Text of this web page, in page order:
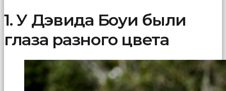
cayır
yanıyor
için
1. У Дэвида Боуи были
глаза разного цвета